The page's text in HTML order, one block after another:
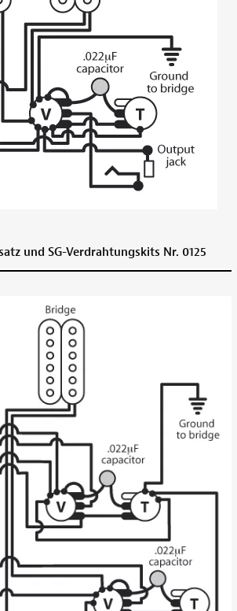
und SG-Verdrahtungskits Nr. 0125